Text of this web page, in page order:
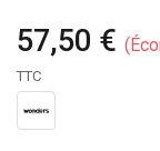
57,50 €
TTC